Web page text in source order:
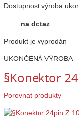
Dostupnost výroba
na dotaz
Produkt je vyprodán
UKONČENÁ VÝROBA
§Konektor
Porovnat produkty